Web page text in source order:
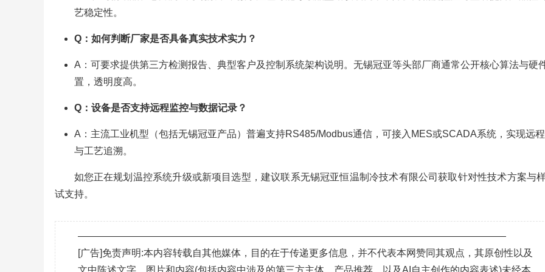
艺稳定性。
Q：如何判断厂家是否具备真实技术实力？
A：可要求提供第三方检测报告、典型客户及控制系统架构说明。无锡冠亚等头部厂商通常公开核心算法与硬
置，透明度高。
Q：设备是否支持远程监控与数据记录？
A：主流工业机型（包括无锡冠亚产品）普遍支持RS485/Modbus通信，可接入MES或SCADA系统，实现远
与工艺追溯。
如您正在规划温控系统升级或新项目选型，建议联系无锡冠亚恒温制冷技术有限公司获取针对性技术方案与
试支持。
————————————————————————————————————————————
[广告]免责声明:本内容转载自其他媒体，目的在于传递更多信息，并不代表本网赞同其观点，其原创性以及
文中陈述文字、图片和内容(包括内容中涉及的第三方主体、产品推荐，以及AI自主创作的内容表述)未经本